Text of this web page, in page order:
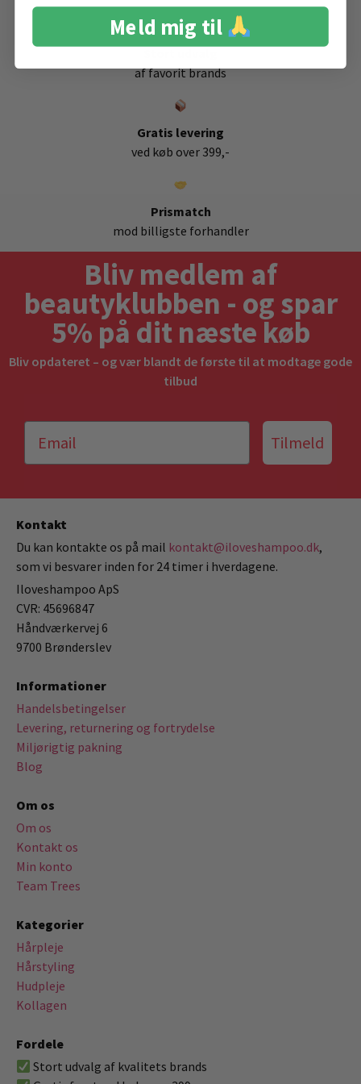
af favorit brands
Gratis levering
ved køb over 399,-
Prismatch
mod billigste forhandler
Bliv medlem af
beautyklubben - og spar
5% på dit næste køb
Bliv opdateret – og vær blandt de første til at modtage gode
tilbud
Tilmeld
Kontakt
Du kan kontakte os på mail kontakt@iloveshampoo.dk,
som vi besvarer inden for 24 timer i hverdagene.
Iloveshampoo ApS
CVR: 45696847
Håndværkervej 6
9700 Brønderslev
Informationer
Handelsbetingelser
Levering, returnering og fortrydelse
Miljørigtig pakning
Blog
Om os
Om os
Kontakt os
Min konto
Team Trees
Kategorier
Hårpleje
Hårstyling
Hudpleje
Kollagen
Fordele
Stort udvalg af kvalitets brands
Meld mig til